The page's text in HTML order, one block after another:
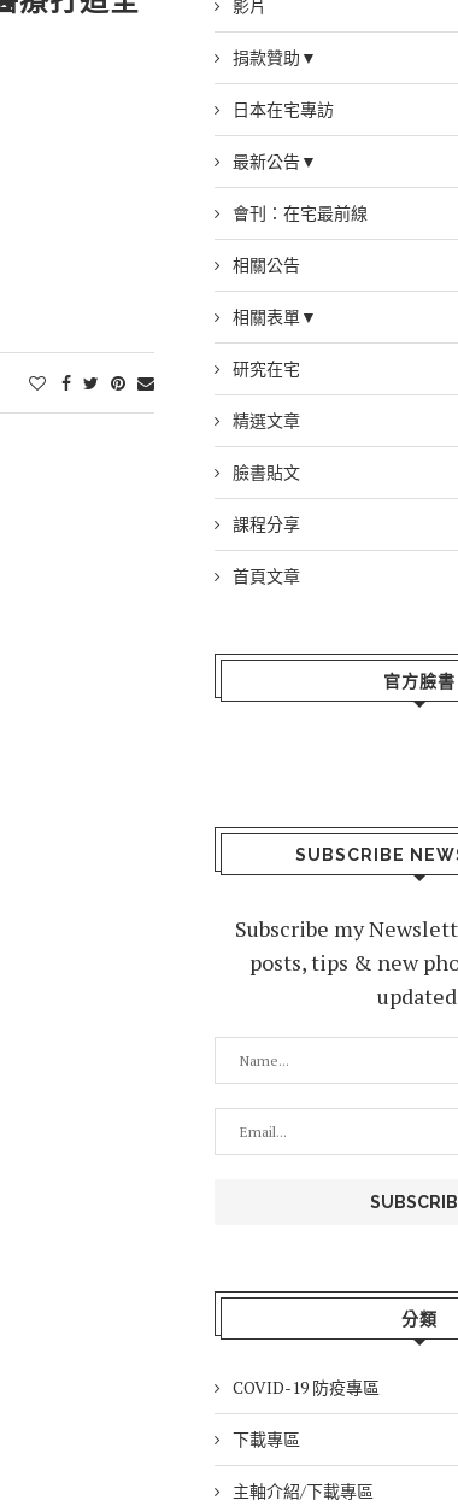
影片
捐款贊助▼
日本在宅專訪
最新公告▼
會刊：在宅最前線
相關公告
相關表單▼
研究在宅
精選文章
臉書貼文
課程分享
首頁文章
官方臉書
SUBSCRIBE
Subscribe my
posts, tips & new
分類
COVID-19 防疫專區
下載專區
主軸介紹/下載專區